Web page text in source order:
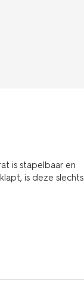
is stapelbaar en
is deze slechts